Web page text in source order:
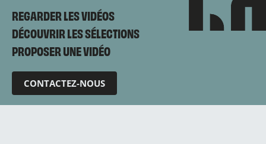
REGARDER LES VIDÉOS
DÉCOUVRIR LES SÉLECTIONS
PROPOSER UNE VIDÉO
CONTACTEZ-NOUS